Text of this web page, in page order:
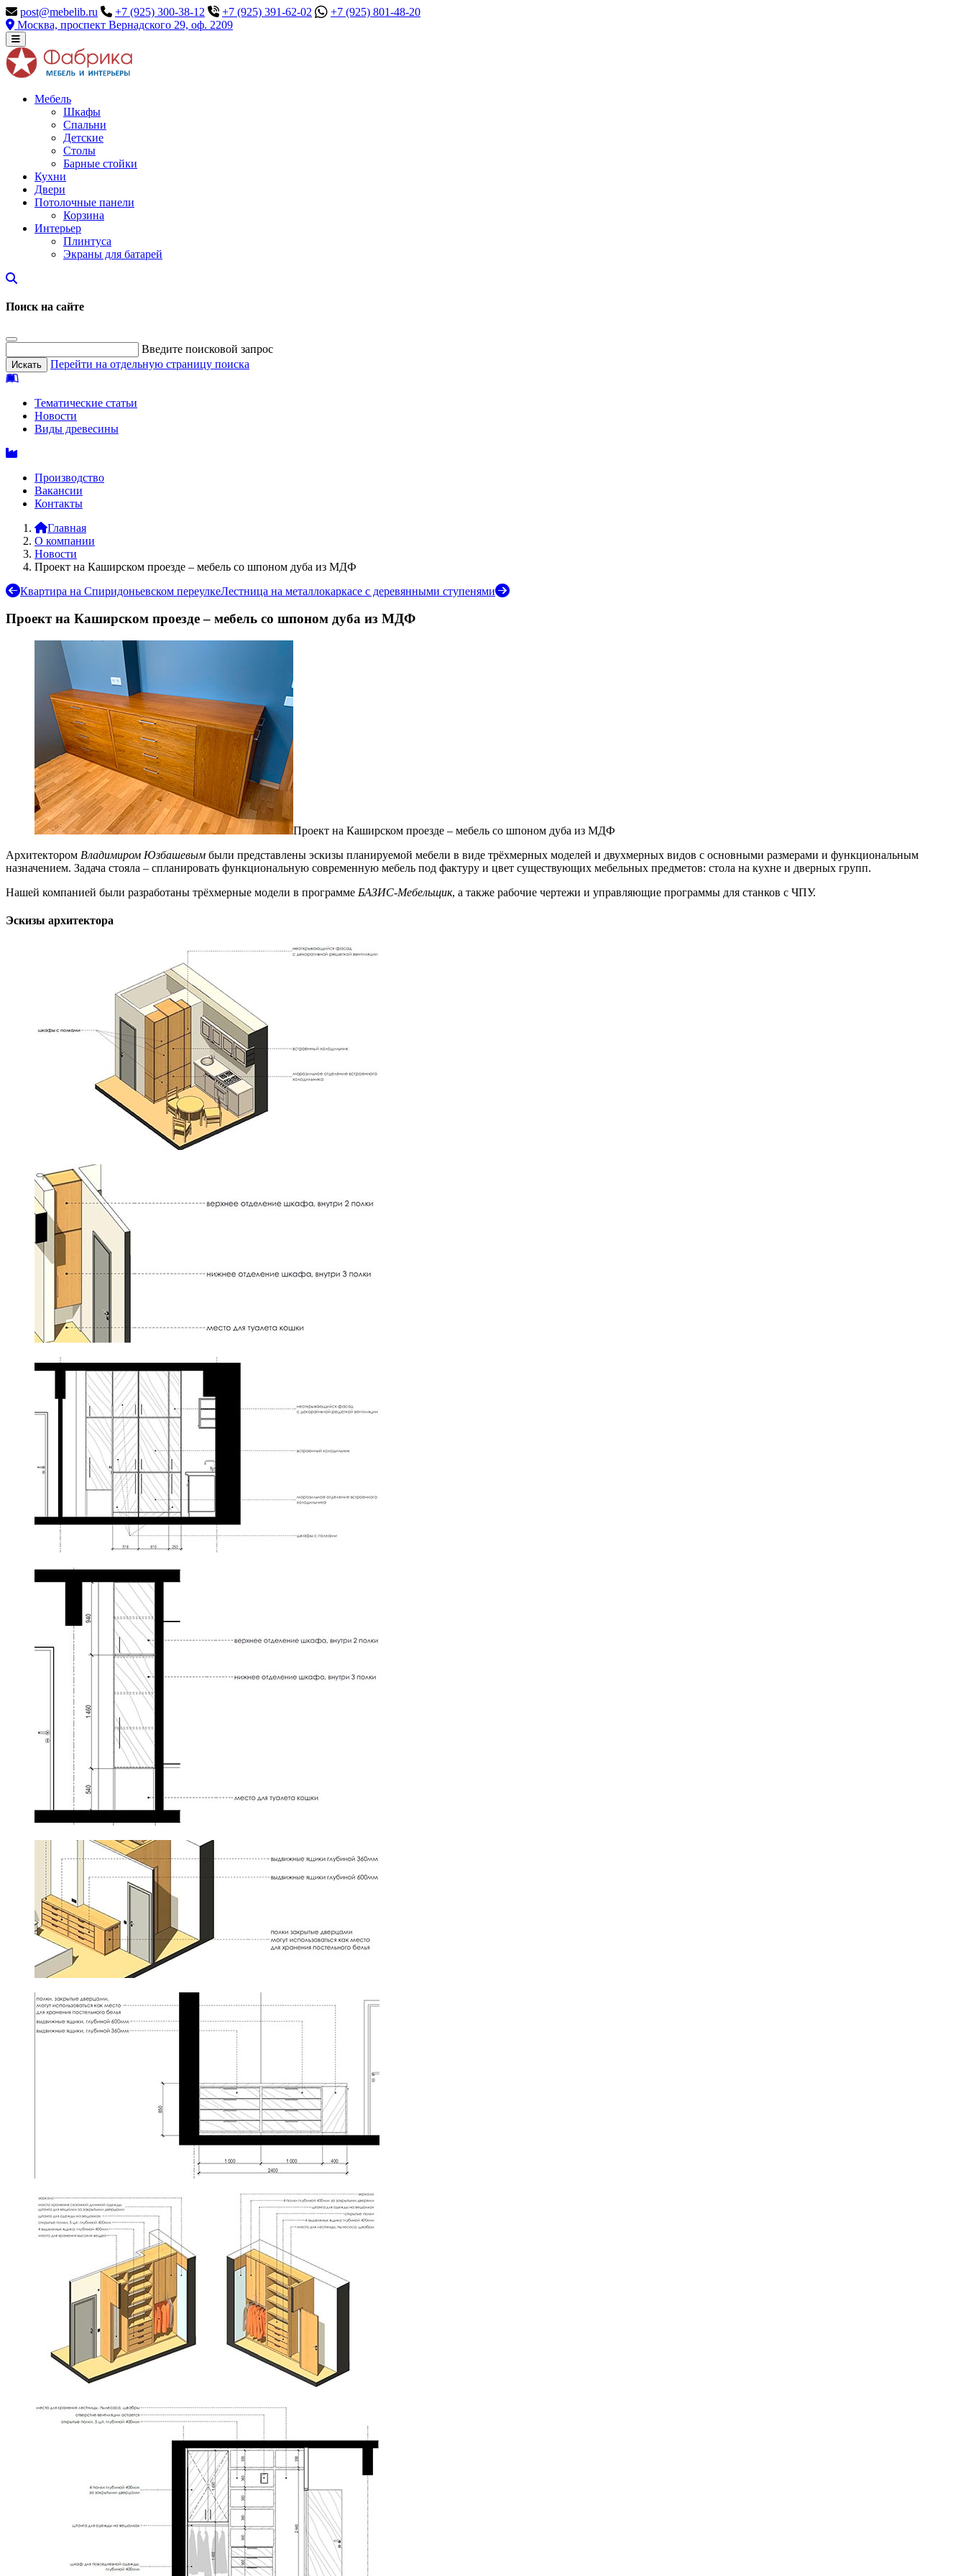
post@mebelib.ru +7 (925) 300-38-12 +7 (925) 391-62-02
+7 (925) 801-48-20
Москва, проспект Вернадского 29, оф. 2209
Мебель
Шкафы
Спальни
Детские
Столы
Барные стойки
Кухни
Двери
Потолочные панели
Корзина
Интерьер
Плинтуса
Экраны для батарей
Поиск на сайте
Введите поисковой запрос
Перейти на отдельную страницу поиска
Тематические статьи
Новости
Виды древесины
Производство
Вакансии
Контакты
Главная
О компании
Новости
Проект на Каширском проезде – мебель со шпоном дуба из МДФ
Квартира на Спиридоньевском переулкеЛестница на металлокаркасе с деревянными ступенями
Проект на Каширском проезде – мебель со шпоном дуба из МДФ
Проект на Каширском проезде – мебель со шпоном дуба из МДФ
Архитектором Владимиром Юзбашевым были представ­лены эскизы планируемой мебели в виде трёхмерных моделей и двухмерных видов с основными размерами и функциональным
назначением. Задача стояла – спланировать функциональную современную мебель под фактуру и цвет существующих мебельных предметов: стола на кухне и дверных групп.
Нашей компанией были разработаны трёхмерные модели в программе БАЗИС-Мебельщик, а также рабочие чертежи и управляющие программы для станков с ЧПУ.
Эскизы архитектора